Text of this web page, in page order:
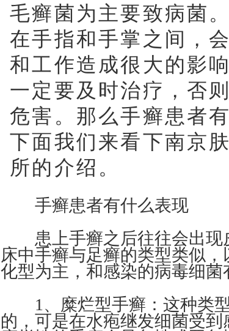
毛癣菌为主要致病菌
在手指和手掌之间，
和工作造成很大的影
一定要及时治疗，否
危害。那么手癣患者
下面我们来看下南京
所的介绍。
手癣患者有什么表现
患上手癣之后往往会出现
床中手癣与足癣的类型类似
化型为主，和感染的病毒细菌
1、糜烂型手癣：这种类型
的，可是在水疱继发细菌受到